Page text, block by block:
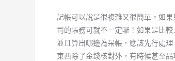
記帳可以說是很複雜又很簡單，如
司的帳務可就不一定囉！如果是比
並且算出哪邊為呆帳，應該先行處
東西除了金錢核對外，有時候甚至